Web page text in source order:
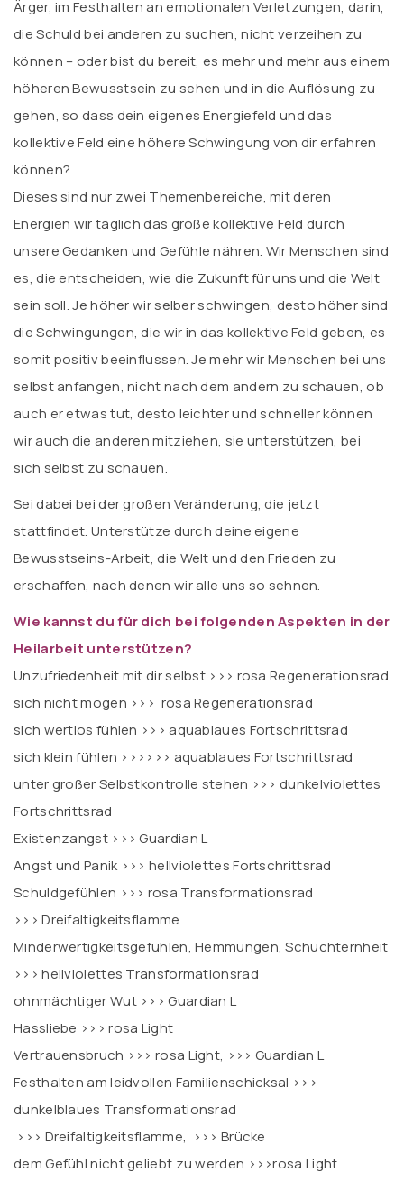
Ärger, im Festhalten an emotionalen Verletzungen, darin,
die Schuld bei anderen zu suchen, nicht verzeihen zu
können – oder bist du bereit, es mehr und mehr aus einem
höheren Bewusstsein zu sehen und in die Auflösung zu
gehen, so dass dein eigenes Energiefeld und das
kollektive Feld eine höhere Schwingung von dir erfahren
können?
Dieses sind nur zwei Themenbereiche, mit deren
Energien wir täglich das große kollektive Feld durch
unsere Gedanken und Gefühle nähren. Wir Menschen sind
es, die entscheiden, wie die Zukunft für uns und die Welt
sein soll. Je höher wir selber schwingen, desto höher sind
die Schwingungen, die wir in das kollektive Feld geben, es
somit positiv beeinflussen. Je mehr wir Menschen bei uns
selbst anfangen, nicht nach dem andern zu schauen, ob
auch er etwas tut, desto leichter und schneller können
wir auch die anderen mitziehen, sie unterstützen, bei
sich selbst zu schauen.
Sei dabei bei der großen Veränderung, die jetzt
stattfindet. Unterstütze durch deine eigene
Bewusstseins-Arbeit, die Welt und den Frieden zu
erschaffen, nach denen wir alle uns so sehnen.
Wie kannst du für dich bei folgenden Aspekten in der
Heilarbeit unterstützen?
Unzufriedenheit mit dir selbst >>> rosa Regenerationsrad
sich nicht mögen >>> rosa Regenerationsrad
sich wertlos fühlen >>> aquablaues Fortschrittsrad
sich klein fühlen >>> >>> aquablaues Fortschrittsrad
unter großer Selbstkontrolle stehen >>> dunkelviolettes
Fortschrittsrad
Existenzangst >>> Guardian L
Angst und Panik >>> hellviolettes Fortschrittsrad
Schuldgefühlen >>> rosa Transformationsrad
>>> Dreifaltigkeitsflamme
Minderwertigkeitsgefühlen, Hemmungen, Schüchternheit
> >> hellviolettes Transformationsrad
ohnmächtiger Wut >>> Guardian L
Hassliebe >>> rosa Light
Vertrauensbruch >>> rosa Light, >>> Guardian L
Festhalten am leidvollen Familienschicksal > >>
dunkelblaues Transformationsrad
>>> Dreifaltigkeitsflamme, >>> Brücke
dem Gefühl nicht geliebt zu werden >>>rosa Light